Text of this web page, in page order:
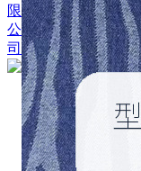
限
公
司